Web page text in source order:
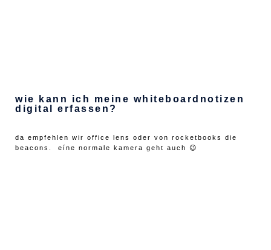
wie kann ich meine whiteboardnotizen
digital erfassen?
da empfehlen wir office lens oder von rocketbooks die
beacons. eíne normale kamera geht auch 😉